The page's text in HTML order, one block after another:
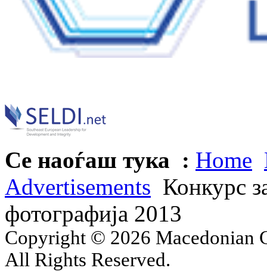
Се наоѓаш тука : Home
Advertisements Конкурс
фотографија 2013
Copyright © 2026 Macedonian
All Rights Reserved.